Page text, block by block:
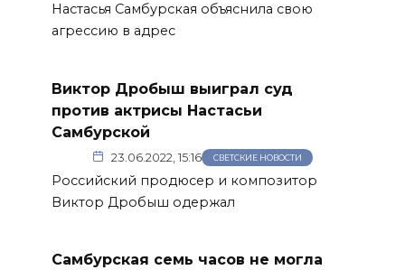
Настасья Самбурская объяснила свою
агрессию в адрес
Виктор Дробыш выиграл суд
против актрисы Настасьи
Самбурской
23.06.2022, 15:16 СВЕТСКИЕ НОВОСТИ
Российский продюсер и композитор
Виктор Дробыш одержал
Самбурская семь часов не могла